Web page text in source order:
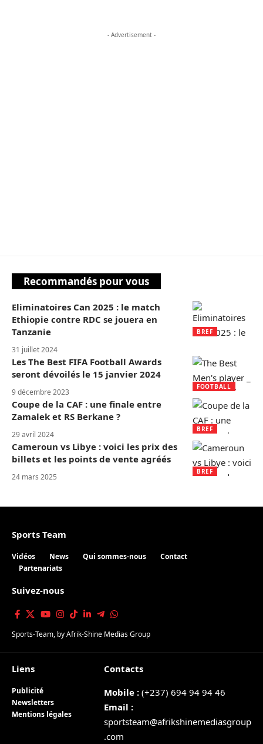
- Advertisement -
Recommandés pour vous
BREF
Eliminatoires Can 2025 : le match
Ethiopie contre RDC se jouera en
Tanzanie
31 juillet 2024
FOOTBALL
Les The Best FIFA Football Awards
seront dévoilés le 15 janvier 2024
9 décembre 2023
BREF
Coupe de la CAF : une finale entre
Zamalek et RS Berkane ?
29 avril 2024
BREF
Cameroun vs Libye : voici les prix des
billets et les points de vente agréés
24 mars 2025
Sports Team
Vidéos News Qui sommes-nous
Contact
Partenariats
Suivez-nous
Sports-Team, byAfrik-Shine Medias Group
Liens
Publicité
Newsletters
Mentions légales
Contacts
Mobile : (+237) 694 94 94 46
Email :
sportsteam@afrikshinemediasgroup
.com